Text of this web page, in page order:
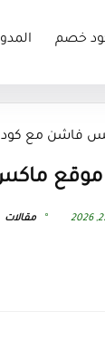
خصم
فاشن مع كود
ماكس
مقالات